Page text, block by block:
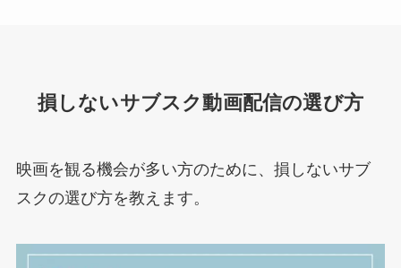
損しないサブスク動画配信の選び方
映画を観る機会が多い方のために、損しないサブ
スクの選び方を教えます。